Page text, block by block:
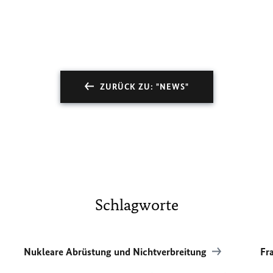
ZURÜCK ZU: "NEWS"
Schlagworte
Nukleare Abrüstung und Nichtverbreitung